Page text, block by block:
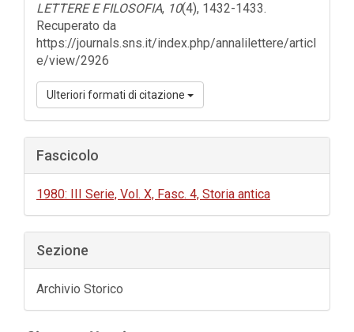
LETTERE E FILOSOFIA, 10(4), 1432-1433.
Recuperato da
https://journals.sns.it/index.php/annalilettere/articl
e/view/2926
Ulteriori formati di citazione
Fascicolo
1980: III Serie, Vol. X, Fasc. 4, Storia antica
Sezione
Archivio Storico